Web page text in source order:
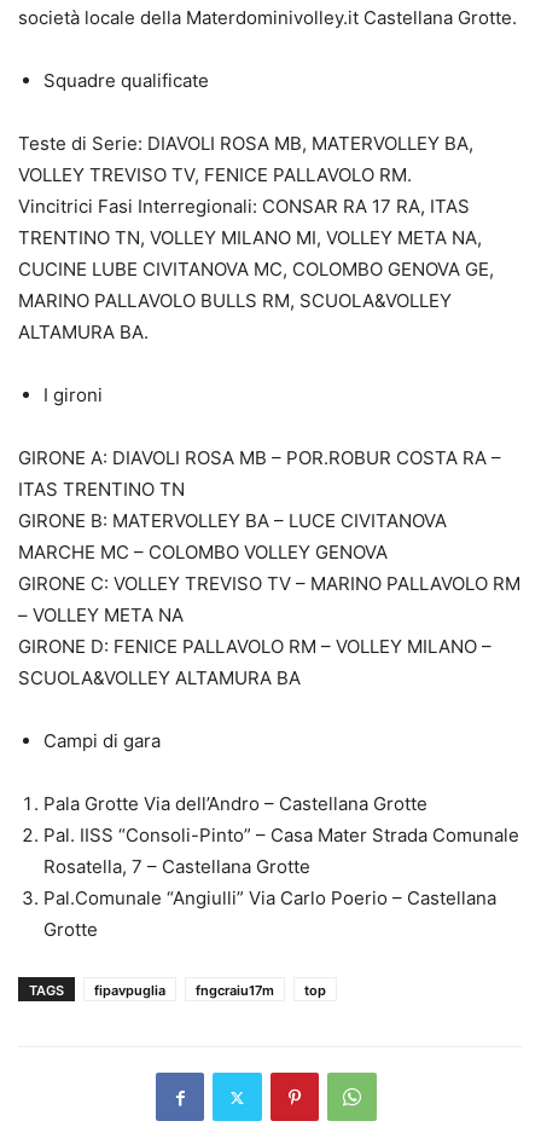
società locale della Materdominivolley.it Castellana Grotte.
Squadre qualificate
Teste di Serie: DIAVOLI ROSA MB, MATERVOLLEY BA,
VOLLEY TREVISO TV, FENICE PALLAVOLO RM.
Vincitrici Fasi Interregionali: CONSAR RA 17 RA, ITAS
TRENTINO TN, VOLLEY MILANO MI, VOLLEY META NA,
CUCINE LUBE CIVITANOVA MC, COLOMBO GENOVA GE,
MARINO PALLAVOLO BULLS RM, SCUOLA&VOLLEY
ALTAMURA BA.
I gironi
GIRONE A: DIAVOLI ROSA MB – POR.ROBUR COSTA RA –
ITAS TRENTINO TN
GIRONE B: MATERVOLLEY BA – LUCE CIVITANOVA
MARCHE MC – COLOMBO VOLLEY GENOVA
GIRONE C: VOLLEY TREVISO TV – MARINO PALLAVOLO RM
– VOLLEY META NA
GIRONE D: FENICE PALLAVOLO RM – VOLLEY MILANO –
SCUOLA&VOLLEY ALTAMURA BA
Campi di gara
Pala Grotte Via dell’Andro – Castellana Grotte
Pal. IISS “Consoli-Pinto” – Casa Mater Strada Comunale
Rosatella, 7 – Castellana Grotte
Pal.Comunale “Angiulli” Via Carlo Poerio – Castellana
Grotte
TAGS fipavpuglia fngcraiu17m top